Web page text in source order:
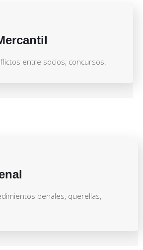
entre socios, concursos.
penales, querellas,